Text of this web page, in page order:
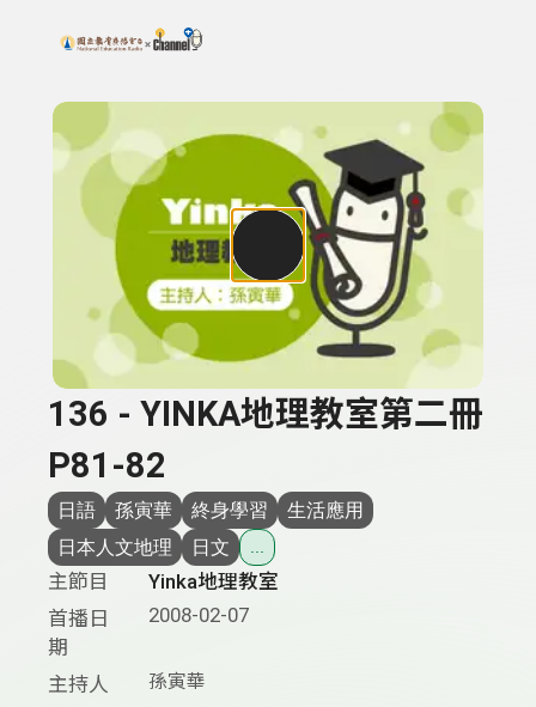
上方功能區塊
搜尋關鍵字：可輸入節目名稱、主持人或關鍵字
136 - YINKA地理教室第二冊
P81-82
日語 孫寅華 終身學習
生活應用
日本人文地理
日文 ...
主節目
Yinka地理教室
首播日
期
2008-02-07
主持人 孫寅華